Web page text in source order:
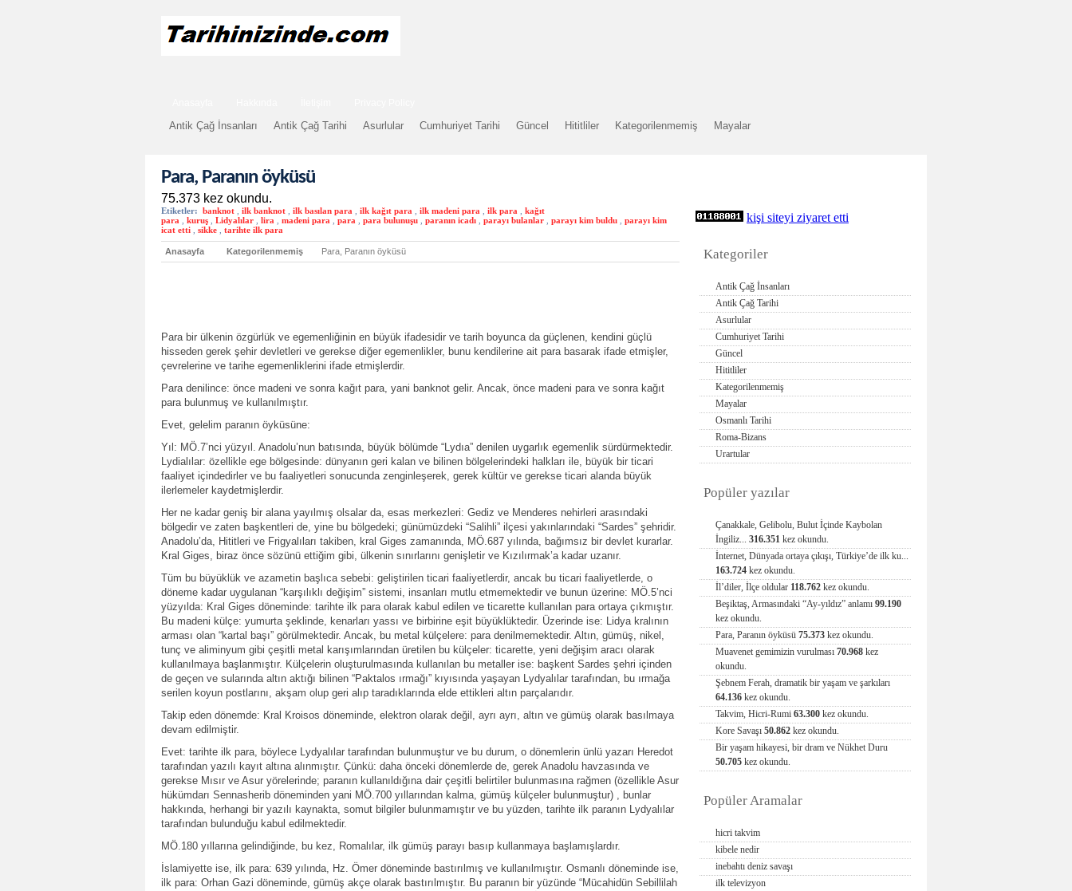
Antik Çağ İnsanları Antik Çağ Tarihi Asurlular Cumhuriyet Tarihi Güncel Hititliler Kategorilenmemiş Mayalar
Para, Paranın öyküsü
75.373 kez okundu.
Etiketler: banknot ilk banknot ilk basılan para ilk kağıt para ilk madeni para ilk para
kağıt
para
kuruş Lidyalılar lira madeni para para para bulunuşu paranın icadı parayı bulanlar parayı kim buldu
parayı kim
icat etti
sikke tarihte ilk para
Anasayfa Kategorilenmemiş Para, Paranın öyküsü
Para bir ülkenin özgürlük ve egemenliğinin en büyük ifadesidir ve tarih boyunca da güçlenen, kendini güçlü
hisseden gerek şehir devletleri ve gerekse diğer egemenlikler, bunu kendilerine ait para basarak ifade etmişler,
çevrelerine ve tarihe egemenliklerini ifade etmişlerdir.
Para denilince: önce madeni ve sonra kağıt para, yani banknot gelir. Ancak, önce madeni para ve sonra kağıt
para bulunmuş ve kullanılmıştır.
Evet, gelelim paranın öyküsüne:
Yıl: MÖ.7’nci yüzyıl. Anadolu’nun batısında, büyük bölümde “Lydıa” denilen uygarlık egemenlik sürdürmektedir.
Lydialılar: özellikle ege bölgesinde: dünyanın geri kalan ve bilinen bölgelerindeki halkları ile, büyük bir ticari
faaliyet içindedirler ve bu faaliyetleri sonucunda zenginleşerek, gerek kültür ve gerekse ticari alanda büyük
ilerlemeler kaydetmişlerdir.
Her ne kadar geniş bir alana yayılmış olsalar da, esas merkezleri: Gediz ve Menderes nehirleri arasındaki
bölgedir ve zaten başkentleri de, yine bu bölgedeki; günümüzdeki “Salihli” ilçesi yakınlarındaki “Sardes” şehridir.
Anadolu’da, Hititleri ve Frigyalıları takiben, kral Giges zamanında, MÖ.687 yılında, bağımsız bir devlet kurarlar.
Kral Giges, biraz önce sözünü ettiğim gibi, ülkenin sınırlarını genişletir ve Kızılırmak’a kadar uzanır.
Tüm bu büyüklük ve azametin başlıca sebebi: geliştirilen ticari faaliyetlerdir, ancak bu ticari faaliyetlerde, o
döneme kadar uygulanan “karşılıklı değişim” sistemi, insanları mutlu etmemektedir ve bunun üzerine: MÖ.5’nci
yüzyılda: Kral Giges döneminde: tarihte ilk para olarak kabul edilen ve ticarette kullanılan para ortaya çıkmıştır.
Bu madeni külçe: yumurta şeklinde, kenarları yassı ve birbirine eşit büyüklüktedir. Üzerinde ise: Lidya kralının
arması olan “kartal başı” görülmektedir. Ancak, bu metal külçelere: para denilmemektedir. Altın, gümüş, nikel,
tunç ve aliminyum gibi çeşitli metal karışımlarından üretilen bu külçeler: ticarette, yeni değişim aracı olarak
kullanılmaya başlanmıştır. Külçelerin oluşturulmasında kullanılan bu metaller ise: başkent Sardes şehri içinden
de geçen ve sularında altın aktığı bilinen “Paktalos ırmağı” kıyısında yaşayan Lydyalılar tarafından, bu ırmağa
serilen koyun postlarını, akşam olup geri alıp taradıklarında elde ettikleri altın parçalarıdır.
Takip eden dönemde: Kral Kroisos döneminde, elektron olarak değil, ayrı ayrı, altın ve gümüş olarak basılmaya
devam edilmiştir.
Evet: tarihte ilk para, böylece Lydyalılar tarafından bulunmuştur ve bu durum, o dönemlerin ünlü yazarı Heredot
tarafından yazılı kayıt altına alınmıştır. Çünkü: daha önceki dönemlerde de, gerek Anadolu havzasında ve
gerekse Mısır ve Asur yörelerinde; paranın kullanıldığına dair çeşitli belirtiler bulunmasına rağmen (özellikle Asur
hükümdarı Sennasherib döneminden yani MÖ.700 yıllarından kalma, gümüş külçeler bulunmuştur) , bunlar
hakkında, herhangi bir yazılı kaynakta, somut bilgiler bulunmamıştır ve bu yüzden, tarihte ilk paranın Lydyalılar
tarafından bulunduğu kabul edilmektedir.
MÖ.180 yıllarına gelindiğinde, bu kez, Romalılar, ilk gümüş parayı basıp kullanmaya başlamışlardır.
İslamiyette ise, ilk para: 639 yılında, Hz. Ömer döneminde bastırılmış ve kullanılmıştır. Osmanlı döneminde ise,
ilk para: Orhan Gazi döneminde, gümüş akçe olarak bastırılmıştır. Bu paranın bir yüzünde “Mücahidün Sebillilah
kişi siteyi ziyaret etti
Kategoriler
Antik Çağ İnsanları
Antik Çağ Tarihi
Asurlular
Cumhuriyet Tarihi
Güncel
Hititliler
Kategorilenmemiş
Mayalar
Osmanlı Tarihi
Roma-Bizans
Urartular
Popüler yazılar
Çanakkale, Gelibolu, Bulut İçinde Kaybolan
İngiliz... 316.351 kez okundu.
İnternet, Dünyada ortaya çıkışı, Türkiye’de ilk ku...
163.724 kez okundu.
İl’diler, İlçe oldular 118.762 kez okundu.
Beşiktaş, Armasındaki “Ay-yıldız” anlamı 99.190
kez okundu.
Para, Paranın öyküsü 75.373 kez okundu.
Muavenet gemimizin vurulması 70.968 kez
okundu.
Şebnem Ferah, dramatik bir yaşam ve şarkıları
64.136 kez okundu.
Takvim, Hicri-Rumi 63.300 kez okundu.
Kore Savaşı 50.862 kez okundu.
Bir yaşam hikayesi, bir dram ve Nükhet Duru
50.705 kez okundu.
Popüler Aramalar
hicri takvim
kibele nedir
inebahtı deniz savaşı
ilk televizyon